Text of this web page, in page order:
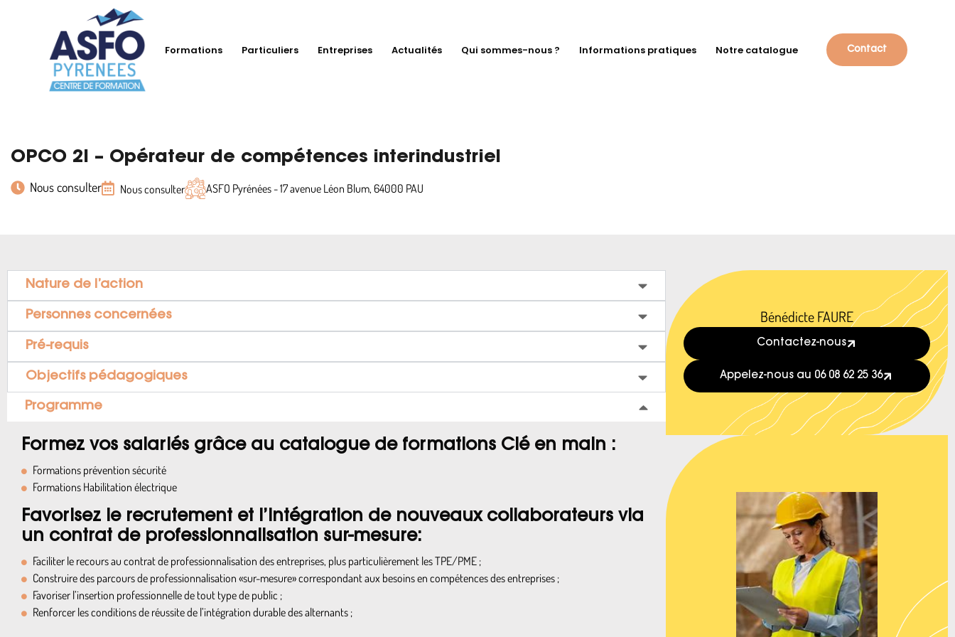
Formations Particuliers Entreprises Actualités Qui sommes-nous ? Informations pratiques Notre catalogue Contact
OPCO 2I – Opérateur de compétences interindustriel
Nous consulter Nous consulter ASFO Pyrénées - 17 avenue Léon Blum, 64000 PAU
Nature de l’action
Personnes concernées
Pré-requis
Objectifs pédagogiques
Programme
Formez vos salariés grâce au catalogue de formations Clé en main :
Formations prévention sécurité
Formations Habilitation électrique
Favorisez le recrutement et l’intégration de nouveaux collaborateurs via
un contrat de professionnalisation sur-mesure:
Faciliter le recours au contrat de professionnalisation des entreprises, plus particulièrement les TPE/PME ;
Construire des parcours de professionnalisation «sur-mesure» correspondant aux besoins en compétences des entreprises ;
Favoriser l’insertion professionnelle de tout type de public ;
Renforcer les conditions de réussite de l’intégration durable des alternants ;
Bénédicte FAURE
Contactez-nous
Appelez-nous au 06 08 62 25 36